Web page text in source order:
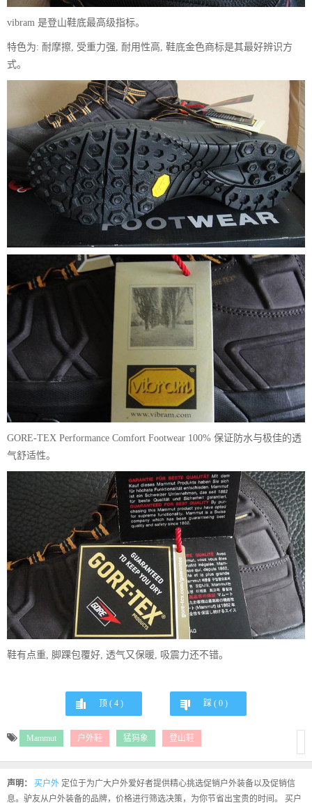
vibram 是登山鞋底最高级指标。
特色为: 耐摩擦, 受重力强, 耐用性高, 鞋底金色商标是其最好辨识方
式。
GORE-TEX Performance Comfort Footwear 100% 保证防水与极佳的透
气舒适性。
鞋有点重, 脚踝包覆好, 透气又保暖, 吸震力还不错。
顶 ( 4) 踩 ( 0)
Mammut 户外鞋 猛犸象 登山鞋
声明： 买户外 定位于为广大户外爱好者提供精心挑选促销户外装备以及促销信
息。驴友从户外装备的品牌，价格进行筛选决策，为你节省出宝贵的时间。 买户